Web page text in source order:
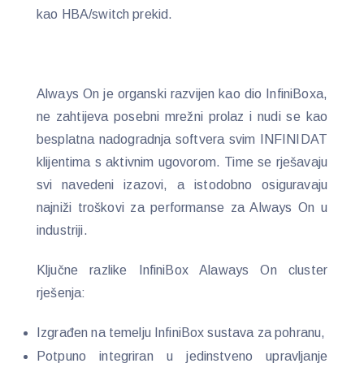
kao HBA/switch prekid.
Always On je organski razvijen kao dio InfiniBoxa,
ne zahtijeva posebni mrežni prolaz i nudi se kao
besplatna nadogradnja softvera svim INFINIDAT
klijentima s aktivnim ugovorom. Time se rješavaju
svi navedeni izazovi, a istodobno osiguravaju
najniži troškovi za performanse za Always On u
industriji.
Ključne razlike InfiniBox Alaways On cluster
rješenja:
Izgrađen na temelju InfiniBox sustava za pohranu,
Potpuno integriran u jedinstveno upravljanje